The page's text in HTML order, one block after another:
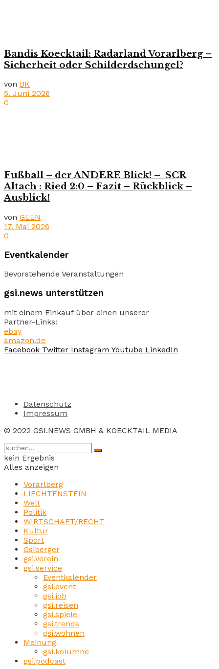
Bandis Koecktail: Radarland Vorarlberg –
Sicherheit oder Schilderdschungel?
von BK
5. Juni 2026
0
Fußball – der ANDERE Blick! – SCR
Altach : Ried 2:0 – Fazit – Rückblick –
Ausblick!
von GEEN
17. Mai 2026
0
Eventkalender
Bevorstehende Veranstaltungen
gsi.news unterstützen
mit einem Einkauf über einen unserer
Partner-Links:
ebay
amazon.de
Facebook Twitter Instagram Youtube LinkedIn
Datenschutz
Impressum
© 2022 GSI.NEWS GMBH & KOECKTAIL MEDIA
kein Ergebnis
Alles anzeigen
Vorarlberg
LIECHTENSTEIN
Welt
Politik
WIRTSCHAFT/RECHT
Kultur
Sport
Gsiberger
gsi.verein
gsi.service
Eventkalender
gsi.event
gsi.job
gsi.reisen
gsi.spiele
gsi.trends
gsi.wohnen
Meinung
gsi.kolumne
gsi.podcast